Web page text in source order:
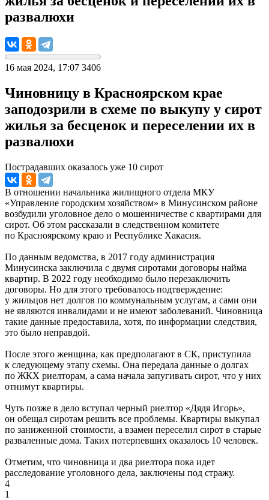
развалюхи
16 мая 2024, 17:07 3406
Чиновницу в Красноярском крае
заподозрили в схеме по выкупу у сирот
жилья за бесценок и переселении их в
развалюхи
Пострадавших оказалось уже 10 сирот
В отношении начальника жилищного отдела МКУ
«Управление городским хозяйством» в Минусинском районе
возбудили уголовное дело о мошенничестве с квартирами для
сирот. Об этом рассказали в следственном комитете
по Красноярскому краю и Республике Хакасия.
По данным ведомства, в 2017 году администрация
Минусинска заключила с двумя сиротами договоры найма
квартир. В 2022 году необходимо было перезаключить
договоры. Но для этого требовалось подтверждение:
у жильцов нет долгов по коммунальным услугам, а сами они
не являются инвалидами и не имеют заболеваний. Чиновница
такие данные предоставила, хотя, по информации следствия,
это было неправдой.
После этого женщина, как предполагают в СК, приступила
к следующему этапу схемы. Она передала данные о долгах
по ЖКХ риелторам, а сама начала запугивать сирот, что у них
отнимут квартиры.
Чуть позже в дело вступал черный риелтор «Дядя Игорь»,
он обещал сиротам решить все проблемы. Квартиры выкупал
по заниженной стоимости, а взамен переселил сирот в старые
разваленные дома. Таких потерпевших оказалось 10 человек.
Отметим, что чиновница и два риелтора пока идет
расследование уголовного дела, заключены под стражу.
4
1